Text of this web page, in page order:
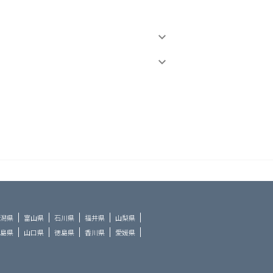
県 富山県 石川県 福井県
山梨県
県 山口県 徳島県 香川県
愛媛県